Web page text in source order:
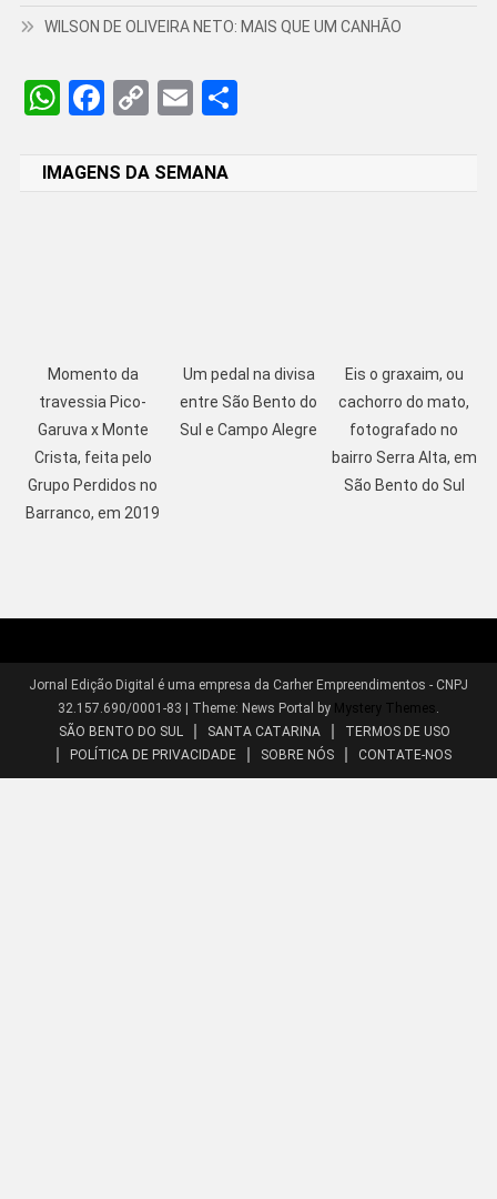
WILSON DE OLIVEIRA NETO: MAIS QUE UM CANHÃO
WhatsApp
Facebook
CopyEmailShare
IMAGENS DA SEMANA
Momento da
travessia Pico-
Garuva x Monte
Crista, feita pelo
Grupo Perdidos no
Barranco, em 2019
Um pedal na divisa
entre São Bento do
Sul e Campo Alegre
Eis o graxaim, ou
cachorro do mato,
fotografado no
bairro Serra Alta, em
São Bento do Sul
Jornal Edição Digital é uma empresa da Carher Empreendimentos - CNPJ
32.157.690/0001-83
Theme: News Portal by Mystery Themes .
SÃO BENTO DO SUL
SANTA CATARINA
TERMOS DE USO
POLÍTICA DE PRIVACIDADE
SOBRE NÓS CONTATE-NOS